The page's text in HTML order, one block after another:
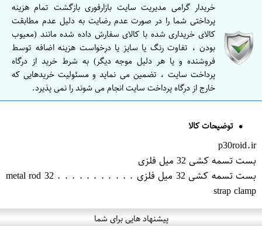
خریدار گرامی مدیریت سایت بازارفوری بازگشت تمام هزینه
پرداختی شما را در صورت عدم رضایت به دلیل عدم مطابقت
کالای خریداری شده با کالای سفارش داده شده مانند (معیوب
بودن ، تفاوت رنگ یا سایز یا درخواست هزینه اضافه توسط
فروشنده و یا هر دلیل موجه دیگر) به شرط خرید از درگاه
پرداخت سایت ، تضمین می نماید و مسئولیت خریدهایی که
خارج از درگاه پرداخت سایت انجام می شوند را نمی پذیرد.
توضیحات کالا
p30roid.ir
بست تسمه کشی 32 میل فلزی
بست تسمه کشی 32 میل فلزی . . . . . . . . . . . 32 metal rod
strap clamp
پیشنهاد هایی برای شما